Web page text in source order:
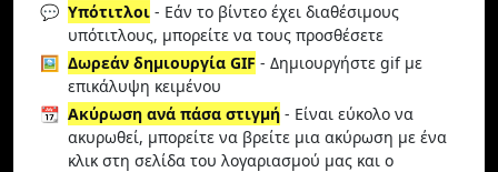
💬 Υπότιτλοι - Εάν το βίντεο έχει διαθέσιμους
υπότιτλους, μπορείτε να τους προσθέσετε
🖼️ Δωρεάν δημιουργία GIF - Δημιουργήστε gif με
επικάλυψη κειμένου
📆 Ακύρωση ανά πάσα στιγμή - Είναι εύκολο να
ακυρωθεί, μπορείτε να βρείτε μια ακύρωση με ένα
κλικ στη σελίδα του λογαριασμού μας και ο